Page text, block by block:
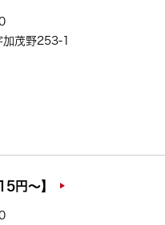
茂野253-1
円～】